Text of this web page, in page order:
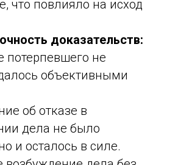
что повлияло на исход
доказательств:
потерпевшего не
объективными
об отказе в
дела не было
и осталось в силе.